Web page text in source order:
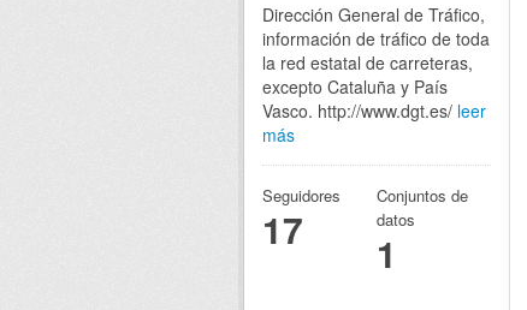
Dirección General de Tráfico,
información de tráfico de toda
la red estatal de carreteras,
excepto Cataluña y País
Vasco. http://www.dgt.es/ leer
más
Seguidores
17
Conjuntos de
datos
1